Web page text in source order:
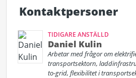
Kontaktpersoner
TIDIGARE ANSTÄLLD
Daniel Kulin
Arbetar med frågor om
transportsektorn,
to-grid, flexibilitet i